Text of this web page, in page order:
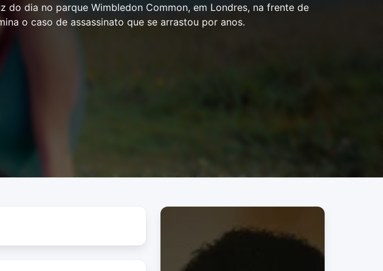
do dia no parque Wimbledon Common, em Londres, na frente de
o caso de assassinato que se arrastou por anos.